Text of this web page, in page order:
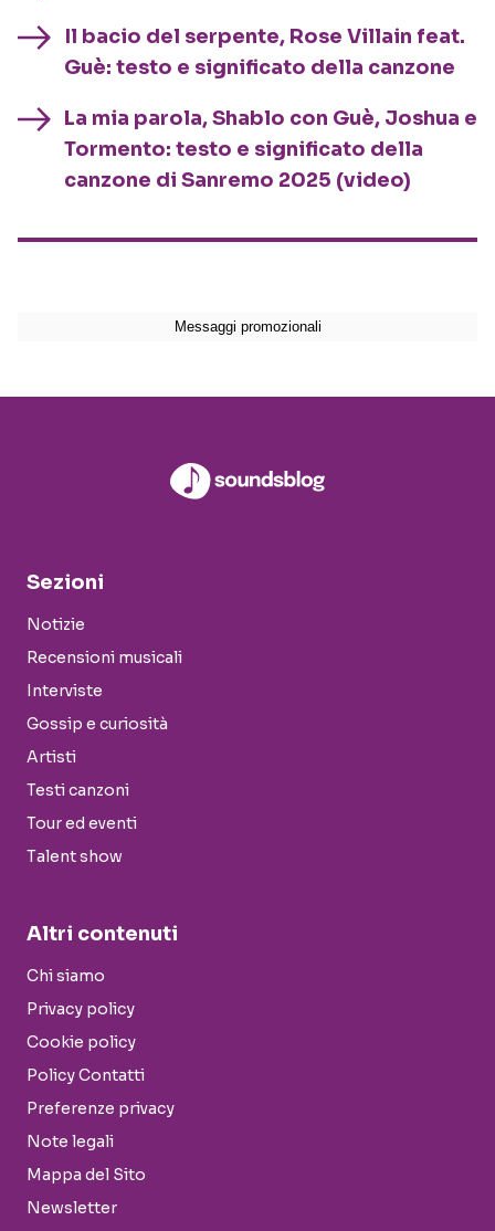
Il bacio del serpente, Rose Villain feat.
Guè: testo e significato della canzone
La mia parola, Shablo con Guè, Joshua e
Tormento: testo e significato della
canzone di Sanremo 2025 (video)
Sezioni
Notizie
Recensioni musicali
Interviste
Gossip e curiosità
Artisti
Testi canzoni
Tour ed eventi
Talent show
Altri contenuti
Chi siamo
Privacy policy
Cookie policy
Policy Contatti
Preferenze privacy
Note legali
Mappa del Sito
Newsletter